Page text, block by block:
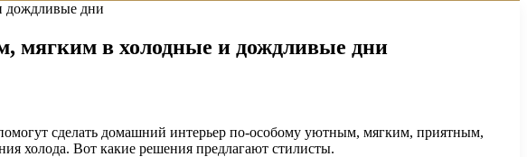
дождливые дни
мягким в холодные и дождливые дни
сделать домашний интерьер по-особому уютным, мягким, приятным,
холода. Вот какие решения предлагают стилисты.